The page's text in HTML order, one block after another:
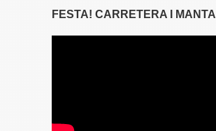
FESTA! CARRETERA I MANTA